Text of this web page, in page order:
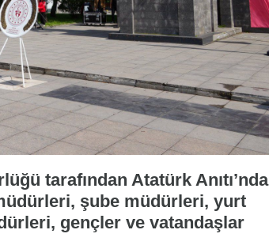
tarafından Atatürk Anıtı’nda
şube müdürleri, yurt
gençler ve vatandaşlar